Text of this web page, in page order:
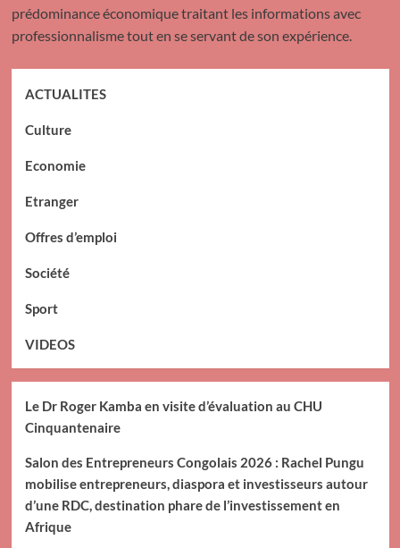
prédominance économique traitant les informations avec
professionnalisme tout en se servant de son expérience.
ACTUALITES
Culture
Economie
Etranger
Offres d’emploi
Société
Sport
VIDEOS
Le Dr Roger Kamba en visite d’évaluation au CHU
Cinquantenaire
Salon des Entrepreneurs Congolais 2026 : Rachel Pungu
mobilise entrepreneurs, diaspora et investisseurs autour
d’une RDC, destination phare de l’investissement en
Afrique